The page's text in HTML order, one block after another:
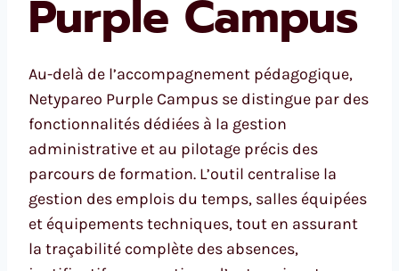
Purple Campus
Au-delà de l’accompagnement pédagogique,
Netypareo Purple Campus se distingue par des
fonctionnalités dédiées à la gestion
administrative et au pilotage précis des
parcours de formation. L’outil centralise la
gestion des emplois du temps, salles équipées
et équipements techniques, tout en assurant
la traçabilité complète des absences,